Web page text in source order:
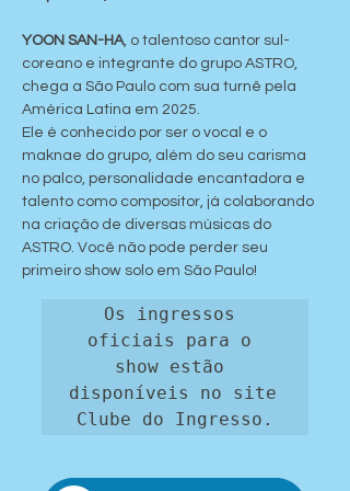
YOON SAN-HA, o talentoso cantor sul-
coreano e integrante do grupo ASTRO,
chega a São Paulo com sua turnê pela
América Latina em 2025.
Ele é conhecido por ser o vocal e o
maknae do grupo, além do seu carisma
no palco, personalidade encantadora e
talento como compositor, já colaborando
na criação de diversas músicas do
ASTRO. Você não pode perder seu
primeiro show solo em São Paulo!
Os ingressos
oficiais para o
show estão
disponíveis no site
Clube do Ingresso.